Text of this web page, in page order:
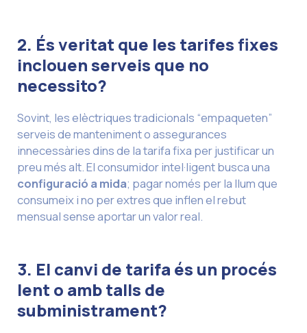
2. És veritat que les tarifes fixes
inclouen serveis que no
necessito?
Sovint, les elèctriques tradicionals “empaqueten”
serveis de manteniment o assegurances
innecessàries dins de la tarifa fixa per justificar un
preu més alt. El consumidor intel·ligent busca una
configuració a mida; pagar només per la llum que
consumeix i no per extres que inflen el rebut
mensual sense aportar un valor real.
3. El canvi de tarifa és un procés
lent o amb talls de
subministrament?